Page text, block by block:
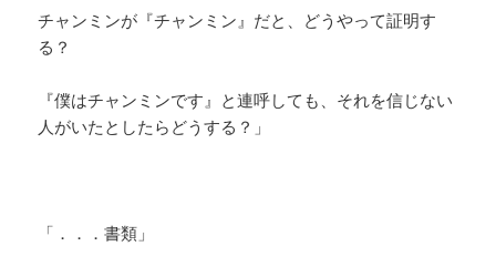
チャンミンが『チャンミン』だと、どうやって証明す
る？
『僕はチャンミンです』と連呼しても、それを信じない
人がいたとしたらどうする？」
「．．．書類」